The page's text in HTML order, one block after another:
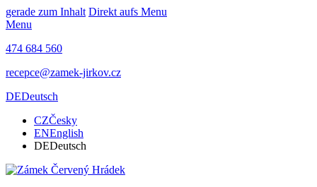
gerade zum Inhalt Direkt aufs Menu
Menu
474 684 560
recepce@zamek-jirkov.cz
DEDeutsch
CZČesky
ENEnglish
DEDeutsch